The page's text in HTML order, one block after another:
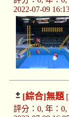
2022-07-09
[綜合]無題[
評分：0, 年：